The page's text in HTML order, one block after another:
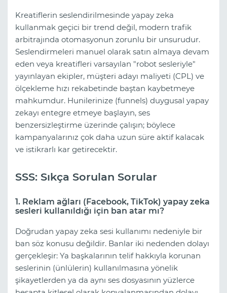
Kreatiflerin seslendirilmesinde yapay zeka
kullanmak geçici bir trend değil, modern trafik
arbitrajında otomasyonun zorunlu bir unsurudur.
Seslendirmeleri manuel olarak satın almaya devam
eden veya kreatifleri varsayılan "robot sesleriyle"
yayınlayan ekipler, müşteri adayı maliyeti (CPL) ve
ölçekleme hızı rekabetinde baştan kaybetmeye
mahkumdur. Hunilerinize (funnels) duygusal yapay
zekayı entegre etmeye başlayın, ses
benzersizleştirme üzerinde çalışın; böylece
kampanyalarınız çok daha uzun süre aktif kalacak
ve istikrarlı kar getirecektir.
SSS: Sıkça Sorulan Sorular
1. Reklam ağları (Facebook, TikTok) yapay zeka
sesleri kullanıldığı için ban atar mı?
Doğrudan yapay zeka sesi kullanımı nedeniyle bir
ban söz konusu değildir. Banlar iki nedenden dolayı
gerçekleşir: Ya başkalarının telif hakkıyla korunan
seslerinin (ünlülerin) kullanılmasına yönelik
şikayetlerden ya da aynı ses dosyasının yüzlerce